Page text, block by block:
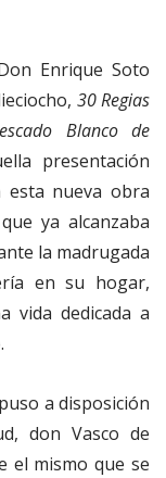
Enrique Soto
30 Regias
Blanco de
presentación
esta nueva obra
ya alcanzaba
la madrugada
en su hogar,
vida dedicada a
a disposición
don Vasco de
el mismo que se